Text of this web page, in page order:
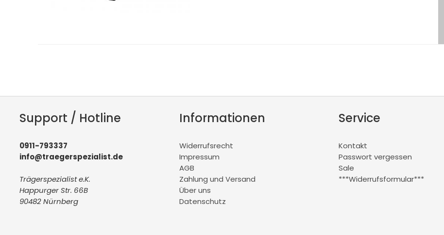
Support / Hotline
0911-793337
info@traegerspezialist.de
Trägerspezialist e.K.
Happurger Str. 66B
90482 Nürnberg
Informationen
Widerrufsrecht
Impressum
AGB
Zahlung und Versand
Über uns
Datenschutz
Service
Kontakt
Passwort vergessen
Sale
***Widerrufsformular***